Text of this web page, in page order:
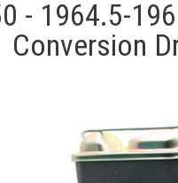
- 1964.5-
Conversion